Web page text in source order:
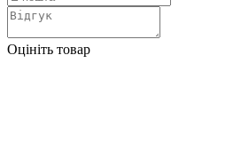
Оцініть товар